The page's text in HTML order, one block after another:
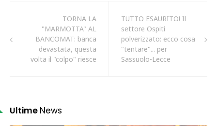
TORNA LA
"MARMOTTA" AL
BANCOMAT: banca
devastata, questa
volta il "colpo" riesce
TUTTO ESAURITO! Il
settore Ospiti
polverizzato: ecco cosa
"tentare"... per
Sassuolo-Lecce
Ultime News